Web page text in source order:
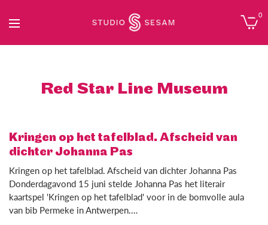
0
Red Star Line Museum
Kringen op het tafelblad. Afscheid van
dichter Johanna Pas
Kringen op het tafelblad. Afscheid van dichter Johanna Pas
Donderdagavond 15 juni stelde Johanna Pas het literair
kaartspel 'Kringen op het tafelblad' voor in de bomvolle aula
van bib Permeke in Antwerpen.…